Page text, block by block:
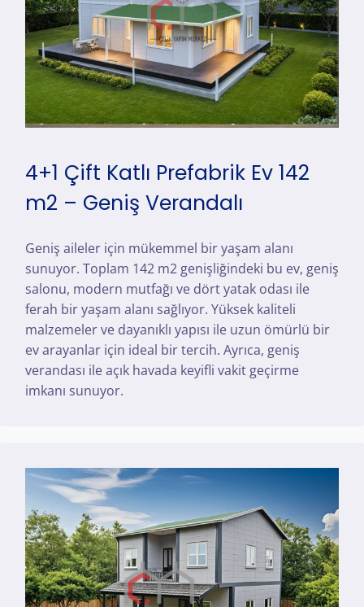
4+1 Çift Katlı Prefabrik Ev 142
m2 – Geniş Verandalı
Geniş aileler için mükemmel bir yaşam alanı
sunuyor. Toplam 142 m2 genişliğindeki bu ev, geniş
salonu, modern mutfağı ve dört yatak odası ile
ferah bir yaşam alanı sağlıyor. Yüksek kaliteli
malzemeler ve dayanıklı yapısı ile uzun ömürlü bir
ev arayanlar için ideal bir tercih. Ayrıca, geniş
verandası ile açık havada keyifli vakit geçirme
imkanı sunuyor.